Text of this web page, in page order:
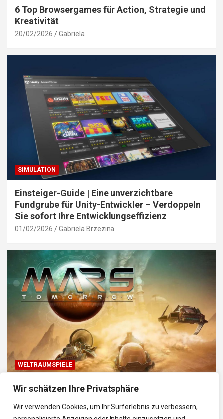
Wir schätzen Ihre Privatsphäre
Wir verwenden Cookies, um Ihr Surferlebnis zu verbessern,
6 Top Browsergames für Action, Strategie und
Kreativität
20/02/2026 Gabriela
SIMULATION
Einsteiger-Guide | Eine unverzichtbare
Fundgrube für Unity-Entwickler – Verdoppeln
Sie sofort Ihre Entwicklungseffizienz
01/02/2026 Gabriela Brzezina
WELTRAUMSPIELE
Top Weltraum-Browser-Spiele: Erkunde, baue